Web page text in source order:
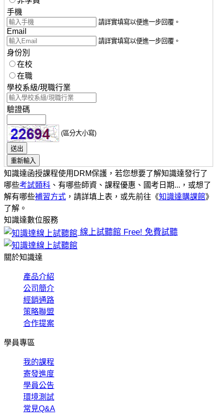
手機
請詳實填寫以便進一步回覆。
Email
請詳實填寫以便進一步回覆。
身份別
在校
在職
學校系級/現職行業
驗證碼
(區分大小寫)
知識達函授課程使用DRM保護，若您想要了解知識達發行了
哪些考試類科 、有哪些師資、課程優惠、國考日期...，或想了
解有哪些補習方式 ，請詳填上表，或先前往《知識達購課館》
了解。
知識達數位服務
線上試聽館 Free! 免費試聽
關於知識達
產品介紹
公司簡介
經銷通路
策略聯盟
合作提案
學員專區
我的課程
寄發進度
學員公告
環境測試
常見Q&A